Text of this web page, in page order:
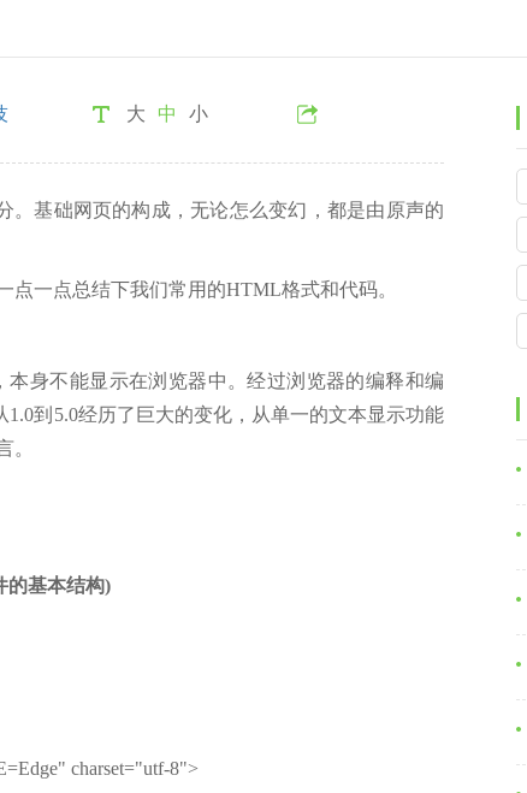
大 中 小
基础网页的构成，无论怎么变幻，都是由原声的
一点总结下我们常用的HTML格式和代码。
身不能显示在浏览器中。经过浏览器的编释和编
到5.0经历了巨大的变化，从单一的文本显示功能
。
基本结构)
charset="utf-8">